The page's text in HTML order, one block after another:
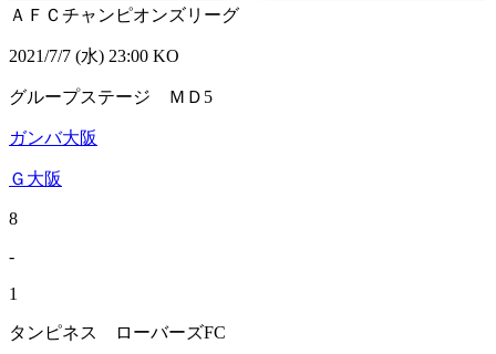
ＡＦＣチャンピオンズリーグ
2021/7/7 (水) 23:00 KO
グループステージ ＭＤ5
ガンバ大阪
Ｇ大阪
8
-
1
タンピネス ローバーズFC